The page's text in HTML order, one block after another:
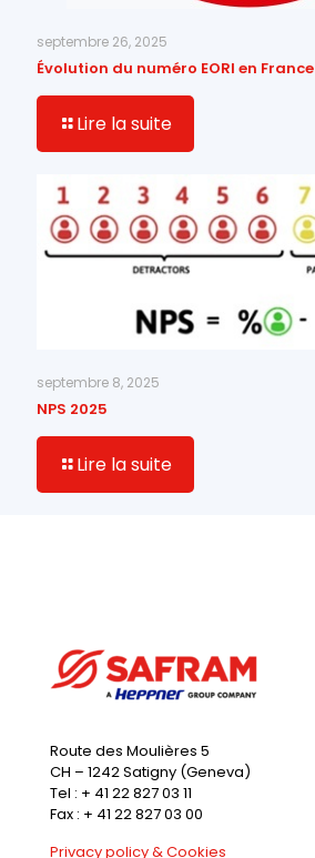
septembre 26, 2025
Évolution du numéro EORI en France
Lire la suite
septembre 8, 2025
NPS 2025
Lire la suite
Route des Moulières 5
CH – 1242 Satigny (Geneva)
Tel : + 41 22 827 03 11
Fax : + 41 22 827 03 00
Privacy policy & Cookies